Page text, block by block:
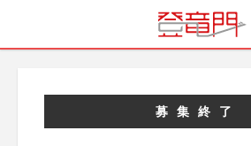
募集終了